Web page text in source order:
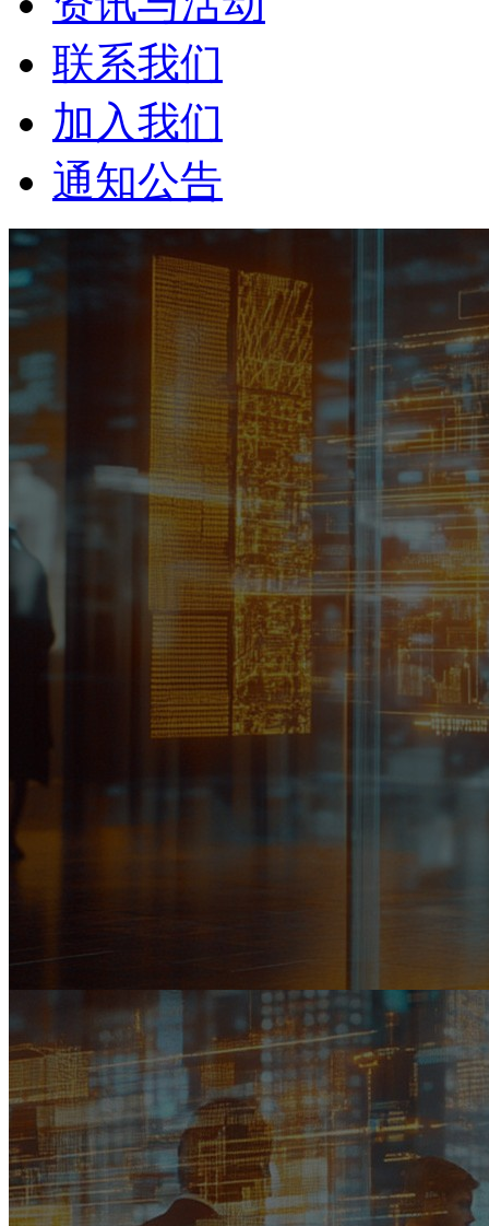
联系我们
加入我们
通知公告